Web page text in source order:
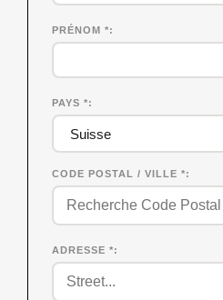
PRÉNOM*
PAYS *
CODE POSTAL / VILLE *
ADRESSE *